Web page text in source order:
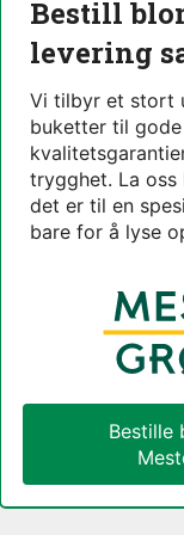
Bestill
levering
Vi tilbyr et stort
buketter til
trygghet. La oss
det er til en
bare for å lyse
Bestille